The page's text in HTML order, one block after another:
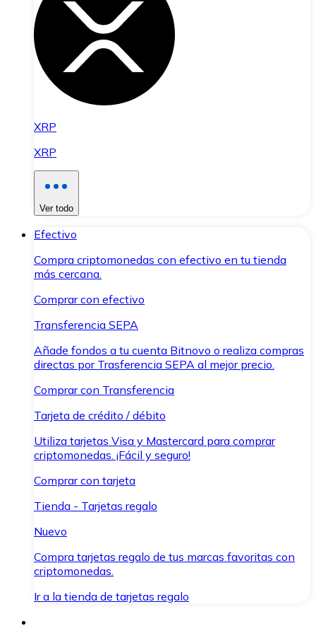
XRP
XRP
Ver todo
Efectivo
Compra criptomonedas con efectivo en tu tienda
más cercana.
Comprar con efectivo
Transferencia SEPA
Añade fondos a tu cuenta Bitnovo o realiza compras
directas por Trasferencia SEPA al mejor precio.
Comprar con Transferencia
Tarjeta de crédito / débito
Utiliza tarjetas Visa y Mastercard para comprar
criptomonedas. ¡Fácil y seguro!
Comprar con tarjeta
Tienda - Tarjetas regalo
Nuevo
Compra tarjetas regalo de tus marcas favoritas con
criptomonedas.
Ir a la tienda de tarjetas regalo